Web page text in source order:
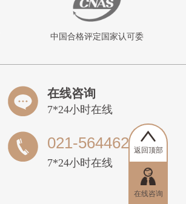
相女士 预约成功
15:00:19 李先生 预约成功
17:43:08 李 预约成功
14:25:30 预约成功
15:55:29
中国合格评定国家认可委
在线咨询
7*24小时在线
021-56446205
7*24小时在线
返回顶部
在线咨询